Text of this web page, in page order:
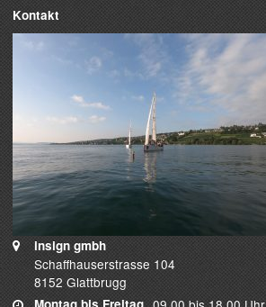
Kontakt
insign gmbh
Schaffhauserstrasse 104
8152 Glattbrugg
Montag bis Freitag